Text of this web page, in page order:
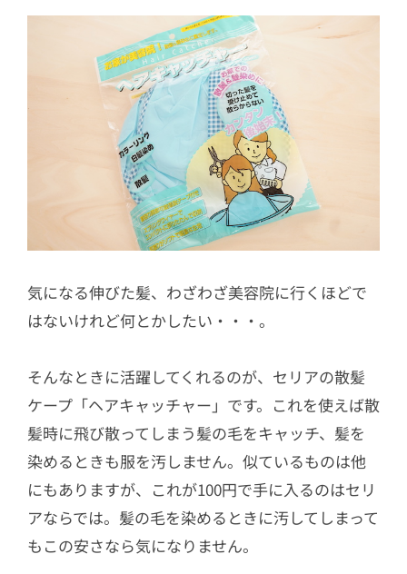
気になる伸びた髪、わざわざ美容院に行くほどで
はないけれど何とかしたい・・・。
そんなときに活躍してくれるのが、セリアの散髪
ケープ「ヘアキャッチャー」です。これを使えば散
髪時に飛び散ってしまう髪の毛をキャッチ、髪を
染めるときも服を汚しません。似ているものは他
にもありますが、これが100円で手に入るのはセリ
アならでは。髪の毛を染めるときに汚してしまって
もこの安さなら気になりません。